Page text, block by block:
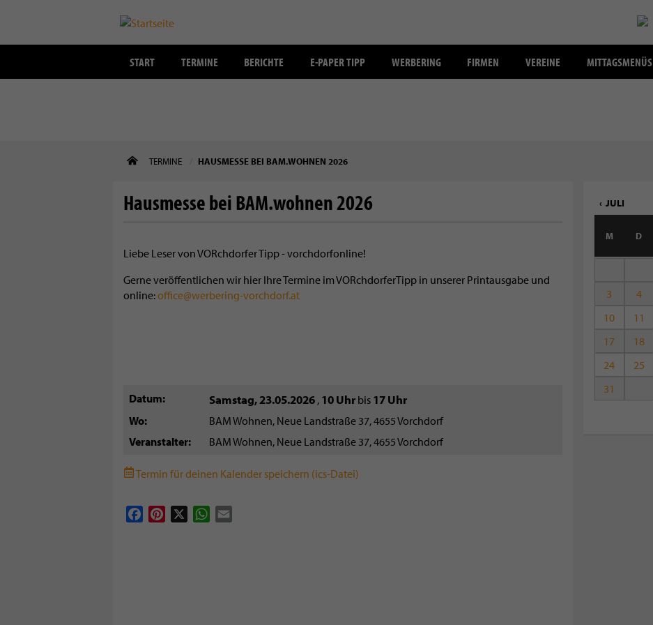
START TERMINE BERICHTE E-PAPER TIPP WERBERING FIRMEN VEREINE MITTAGSMENÜS
TERMINE HAUSMESSE BEI BAM.WOHNEN 2026
Hausmesse bei BAM.wohnen 2026
Liebe Leser von VORchdorfer Tipp - vorchdorfonline!
Gerne veröffentlichen wir hier Ihre Termine im VORchdorferTipp in unserer Printausgabe und
online:office@werbering-vorchdorf.at
Datum Samstag, 23.05.2026 , 10 Uhr bis 17 Uhr
Wo
BAM Wohnen, Neue Landstraße 37, 4655 Vorchdorf
Veranstalter
BAM Wohnen, Neue Landstraße 37, 4655 Vorchdorf
Termin für deinen Kalender speichern (ics-Datei)
FacebookPinterest WhatsApp
JULI
M D
3
4
10
11
17
18
24
25
31